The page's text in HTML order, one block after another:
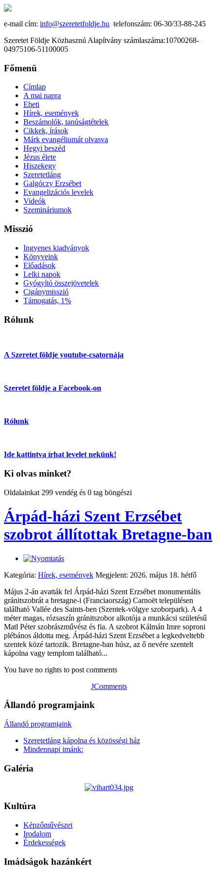
e-mail cím: info@szeretetfoldje.hu telefonszám: 06-30/33-88-245
Szeretet Földje Közhasznú Alapítvány számlaszáma:10700268-
04975106-51100005
Főmenü
Címlap
A mai napra
Eheti
Hírek, események
Beszámolók, tanúságtételek
Cikkek, írások
Márk evangéliumát olvasva
Hegyi beszéd
Jézus élete
Hiszekegy
Szeretetláng
Galgóczy Erzsébet
Evangelizációs levelek
Videók
Szemináriumok
Misszió
Ingyenes kiadványok
Könyveink
Előadások
Lelki napok
Gyógyító összejövetelek
Cigánymisszió
Támogatás, 1%
Rólunk
A Szeretet földje youtube-csatornája
Szeretet földje a Facebook-on
Rólunk
Ide kattintva írhat levelet nekünk!
Ki olvas minket?
Oldalainkat 299 vendég és 0 tag böngészi
Árpád-házi Szent Erzsébet
szobrot állítottak Bretagne-ban
Kategória: Hírek, események Megjelent: 2026. május 18. hétfő
Május 2-án avatták fel Árpád-házi Szent Erzsébet monumentális
gránitszobrát a bretagne-i (Franciaország) Carnoët településen
található Vallée des Saints-ben (Szentek-völgye szoborpark). A 4
méter magas, rózsaszín gránitszobor alkotója a munkácsi születésű
Matl Péter szobrászművész és fia. A szobrot Kálmán Imre soproni
plébános áldotta meg. Árpád-házi Szent Erzsébet a legkedveltebb
szentek közé tartozik. Bretagne-ban húsz, az ő nevére szentelt
kápolna vagy templom található...
You have no rights to post comments
JComments
Állandó programjaink
Állandó programjaink
Szeretetláng kápolna és közösségi ház
Mindennapi imánk:
Galéria
Kultúra
Képzőművészet
Irodalom
Érdekességek
Imádságok hazánkért